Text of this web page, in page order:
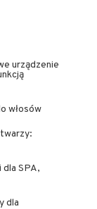
urządzenie
włosów
dla SPA,
dla